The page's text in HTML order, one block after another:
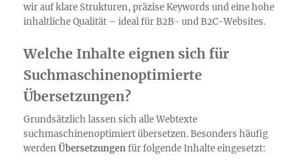
wir auf klare Strukturen, präzise Keywords und eine hohe
inhaltliche Qualität – ideal für B2B- und B2C-Websites.
Welche Inhalte eignen sich für
Suchmaschinenoptimierte
Übersetzungen?
Grundsätzlich lassen sich alle Webtexte
suchmaschinenoptimiert übersetzen. Besonders häufig
werdenÜbersetzungenfür folgende Inhalte eingesetzt: